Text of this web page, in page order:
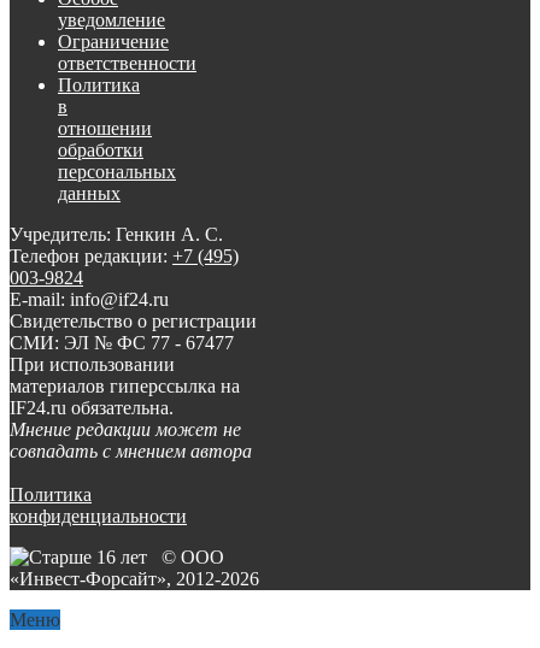
уведомление
Ограничение
ответственности
Политика
в
отношении
обработки
персональных
данных
Учредитель: Генкин А. С.
Телефон редакции: +7 (495)
003-9824
E-mail: info@if24.ru
Свидетельство о регистрации
СМИ: ЭЛ № ФС 77 - 67477
При использовании
материалов гиперссылка на
IF24.ru обязательна.
Мнение редакции может не
совпадать с мнением автора
Политика
конфиденциальности
© ООО
«Инвест-Форсайт», 2012-2026
Меню